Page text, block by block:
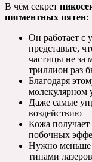
В чём секрет
пигментных пятен:
Он работает с
представьте,
частицы не за
триллион раз
Благодаря
молекулярном
Даже самые
воздействию
Кожа
побочных
Нужно меньше
типами лазеров